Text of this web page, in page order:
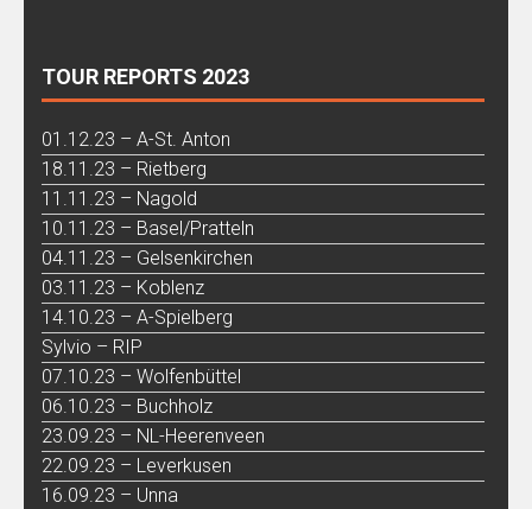
TOUR REPORTS 2023
01.12.23 – A-St. Anton
18.11.23 – Rietberg
11.11.23 – Nagold
10.11.23 – Basel/Pratteln
04.11.23 – Gelsenkirchen
03.11.23 – Koblenz
14.10.23 – A-Spielberg
Sylvio – RIP
07.10.23 – Wolfenbüttel
06.10.23 – Buchholz
23.09.23 – NL-Heerenveen
22.09.23 – Leverkusen
16.09.23 – Unna